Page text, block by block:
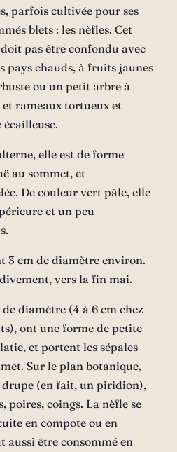
parfois cultivée pour ses
blets : les nèfles. Cet
pas être confondu avec
pays chauds, à fruits jaunes
ou un petit arbre à
rameaux tortueux et
elle est de forme
au sommet, et
De couleur vert pâle, elle
et un peu
3 cm de diamètre environ.
vers la fin mai.
diamètre (4 à 6 cm chez
ont une forme de petite
et portent les sépales
Sur le plan botanique,
drupe (en fait, un piridion),
poires, coings. La nèfle se
en compote ou en
être consommé en